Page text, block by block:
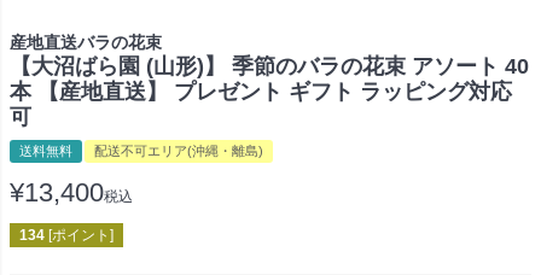
産地直送バラの花束
【大沼ばら園 (山形)】 季節のバラの花束 アソート 40
本 【産地直送】 プレゼント ギフト ラッピング対応
可
送料無料 配送不可エリア(沖縄・離島)
¥13,400税込
134 [ポイント]